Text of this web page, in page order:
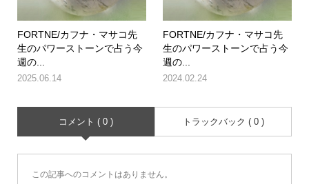
FORTNE/カフナ・マサコ先
生のパワーストーンで占う今
週の...
2025.06.14
FORTNE/カフナ・マサコ先
生のパワーストーンで占う今
週の...
2024.02.24
コメント ( 0 ) トラックバック ( 0 )
この記事へのコメントはありません。